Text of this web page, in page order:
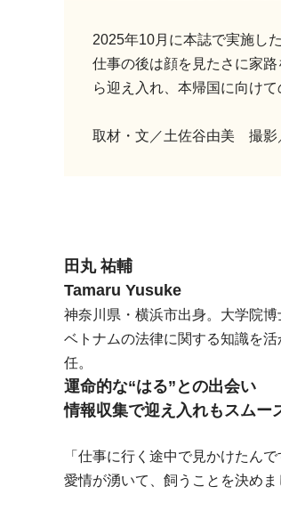
2025年10月に本誌で実施し
仕事の後は顔を見たさに家
ら迎え入れ、本帰国に向け
取材・文／土佐谷由美 撮影
田丸 祐輔
Tamaru Yusuke
神奈川県・横浜市出身。大学院
ベトナムの法律に関する知識を
任。
運命的な“はる”との出会い
情報収集で迎え入れもスムー
「仕事に行く途中で見かけたん
愛情が湧いて、飼うことを決めま